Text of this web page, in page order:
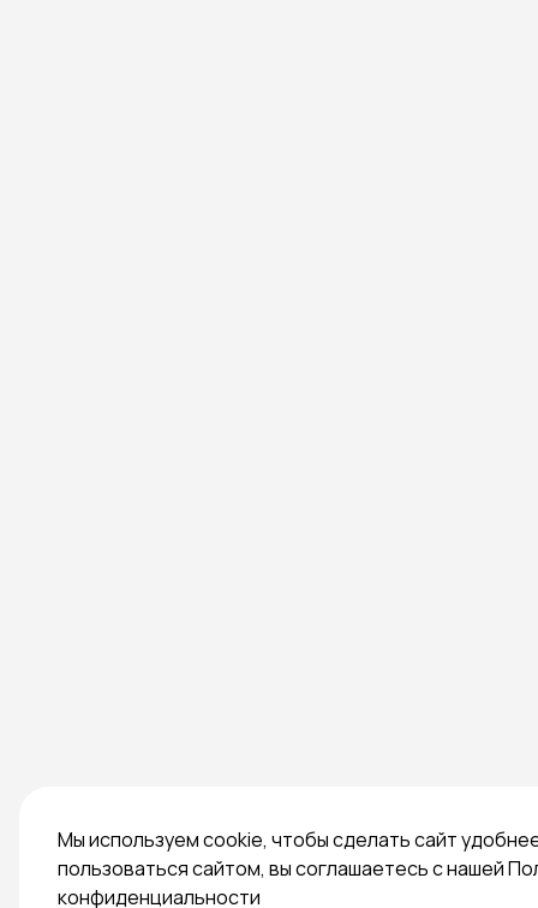
Мы используем cookie, чтобы сделать сайт
пользоваться сайтом, вы соглашаетесь с нашей
конфиденциальности